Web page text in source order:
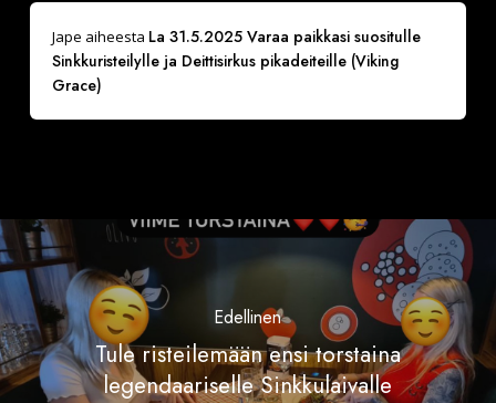
Jape aiheesta La 31.5.2025 Varaa paikkasi suositulle
Sinkkuristeilylle ja Deittisirkus pikadeiteille (Viking
Grace)
Edellinen
Tule risteilemään ensi torstaina
legendaariselle Sinkkulaivalle